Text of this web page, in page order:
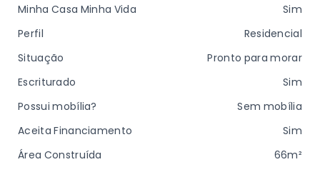
Minha Casa Minha Vida
Sim
Perfil
Residencial
Situação
Pronto para morar
Escriturado
Sim
Possui mobília?
Sem mobília
Aceita Financiamento
Sim
Área Construída
66m²